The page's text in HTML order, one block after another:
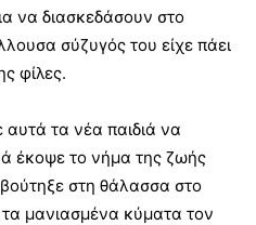
να διασκεδάσουν στο
σύζυγός του είχε πάει
φίλες.
τα νέα παιδιά να
έκοψε το νήμα της ζωής
στη θάλασσα στο
μανιασμένα κύματα τον